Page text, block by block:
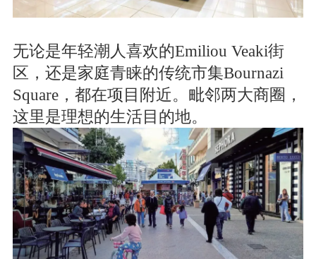
无论是年轻潮人喜欢的Emiliou Veaki街
区，还是家庭青睐的传统市集Bournazi
Square，都在项目附近。毗邻两大商圈，
这里是理想的生活目的地。